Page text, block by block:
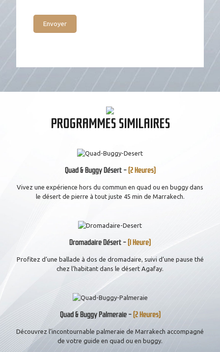
PROGRAMMES SIMILAIRES
Quad & Buggy Désert -(2 Heures)
Vivez une expérience hors du commun en quad ou en buggy dans
le désert de pierre à tout juste 45 min de Marrakech.
Dromadaire Désert -(1 Heure)
Profitez d’une ballade à dos de dromadaire, suivi d’une pause thé
chez l’habitant dans le désert Agafay.
Quad & Buggy Palmeraie -(2 Heures)
Découvrez l’incontournable palmeraie de Marrakech accompagné
de votre guide en quad ou en buggy.